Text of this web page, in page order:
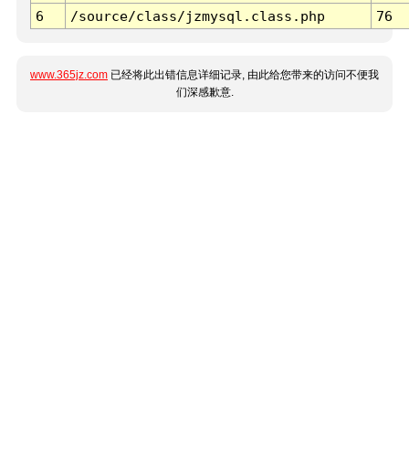
6
/source/class/jzmysql.class.php 76
www.365jz.com 已经将此出错信息详细记录, 由此给您带来的访问不便我
们深感歉意.